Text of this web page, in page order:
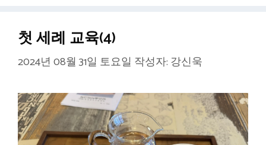
첫 세례 교육(4)
2024년 08월 31일 토요일 작성자: 강신욱